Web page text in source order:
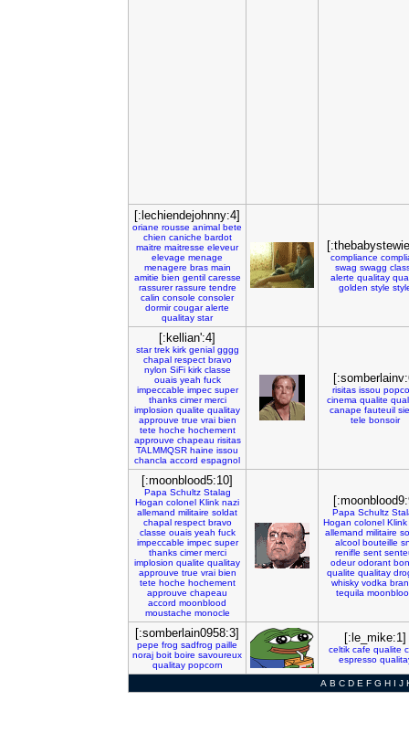
[:lechiendejohnny:4]
oriane rousse animal bete
chien caniche bardot
maitre maitresse eleveur
elevage menage
menagere bras main
amitie bien gentil caresse
rassurer rassure tendre
calin console consoler
dormir cougar alerte
qualitay star
compliance
swag swagg
alerte qualitay
golden style
[:kellian':4]
star trek kirk genial gggg
chapal respect bravo
nylon SiFi kirk classe
ouais yeah fuck
impeccable impec super
thanks cimer merci
implosion qualite qualitay
approuve true vrai bien
tete hoche hochement
approuve chapeau risitas
TALMMQSR haine issou
chancla accord espagnol
risitas issou
cinema qualite
canape fauteuil
tele bonsoir
[:moonblood5:10]
Papa Schultz Stalag
Hogan colonel Klink nazi
allemand militaire soldat
chapal respect bravo
classe ouais yeah fuck
impeccable impec super
thanks cimer merci
implosion qualite qualitay
approuve true vrai bien
tete hoche hochement
approuve chapeau
accord moonblood
moustache monocle
Papa Schultz
Hogan colonel Klink
allemand militaire
alcool bouteille
renifle sent
odeur odorant
qualite qualitay
whisky vodka
tequila
[:somberlain0958:3]
pepe frog sadfrog paille
noraj boit boire savoureux
qualitay popcorn
[:le_mike:1]
celtik cafe qualite
espresso
A B C D E F G H I J